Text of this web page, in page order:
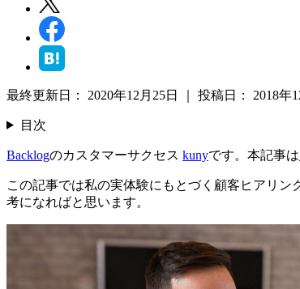
最終更新日： 2020年12月25日 投稿日： 2018年
目次
Backlogのカスタマーサクセス kunyです。本記事は
この記事では私の実体験にもとづく顧客ヒアリ
考になればと思います。